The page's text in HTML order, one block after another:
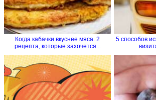
Когда кабачки вкуснее мяса. 2
рецепта, которые захочется...
5 способов